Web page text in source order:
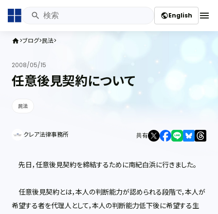
publicEnglish menu
home ブログ 民法
2008/05/15
任意後見契約について
民法
クレア法律事務所 共有
先日，任意後見契約を締結するために南紀白浜に行きました。
任意後見契約とは，本人の判断能力が認められる段階で，本人が
希望する者を代理人として，本人の判断能力低下後に希望する生